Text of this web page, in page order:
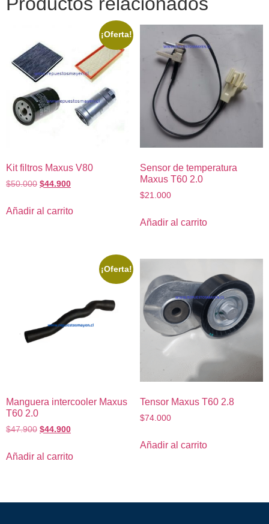
¡Oferta!
Kit filtros Maxus V80
$50.000 $44.900
Añadir al carrito
Sensor de temperatura
Maxus T60 2.0
$21.000
Añadir al carrito
¡Oferta!
Manguera intercooler Maxus
T60 2.0
$47.900 $44.900
Añadir al carrito
Tensor Maxus T60 2.8
$74.000
Añadir al carrito